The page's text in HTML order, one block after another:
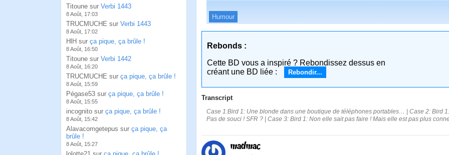
Titoune sur Verbi 1443
8 Août, 17:03
TRUCMUCHE sur Verbi 1443
8 Août, 17:02
HlH sur ça pique, ça brûle !
8 Août, 16:50
Titoune sur Verbi 1442
8 Août, 16:20
TRUCMUCHE sur ça pique, ça brûle !
8 Août, 15:59
Pégase53 sur ça pique, ça brûle !
8 Août, 15:55
incognito sur ça pique, ça brûle !
8 Août, 15:42
Alavacomgetepus sur ça pique, ça
brûle !
8 Août, 15:27
Humour
Rebonds :
Cette BD vous a inspiré ? Rebondissez dessus en
créant une BD liée :
Rebondir...
Transcript
Case 1:Bird 1: Une blonde dans une boutique de téléphones portables… | Case 2: Bird
Pas de souci ! SFR ? | Case 3: Bird 1: Non elle sait pas faire ! Mais elle est pas plus
madmac